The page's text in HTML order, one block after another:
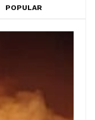
POPULAR